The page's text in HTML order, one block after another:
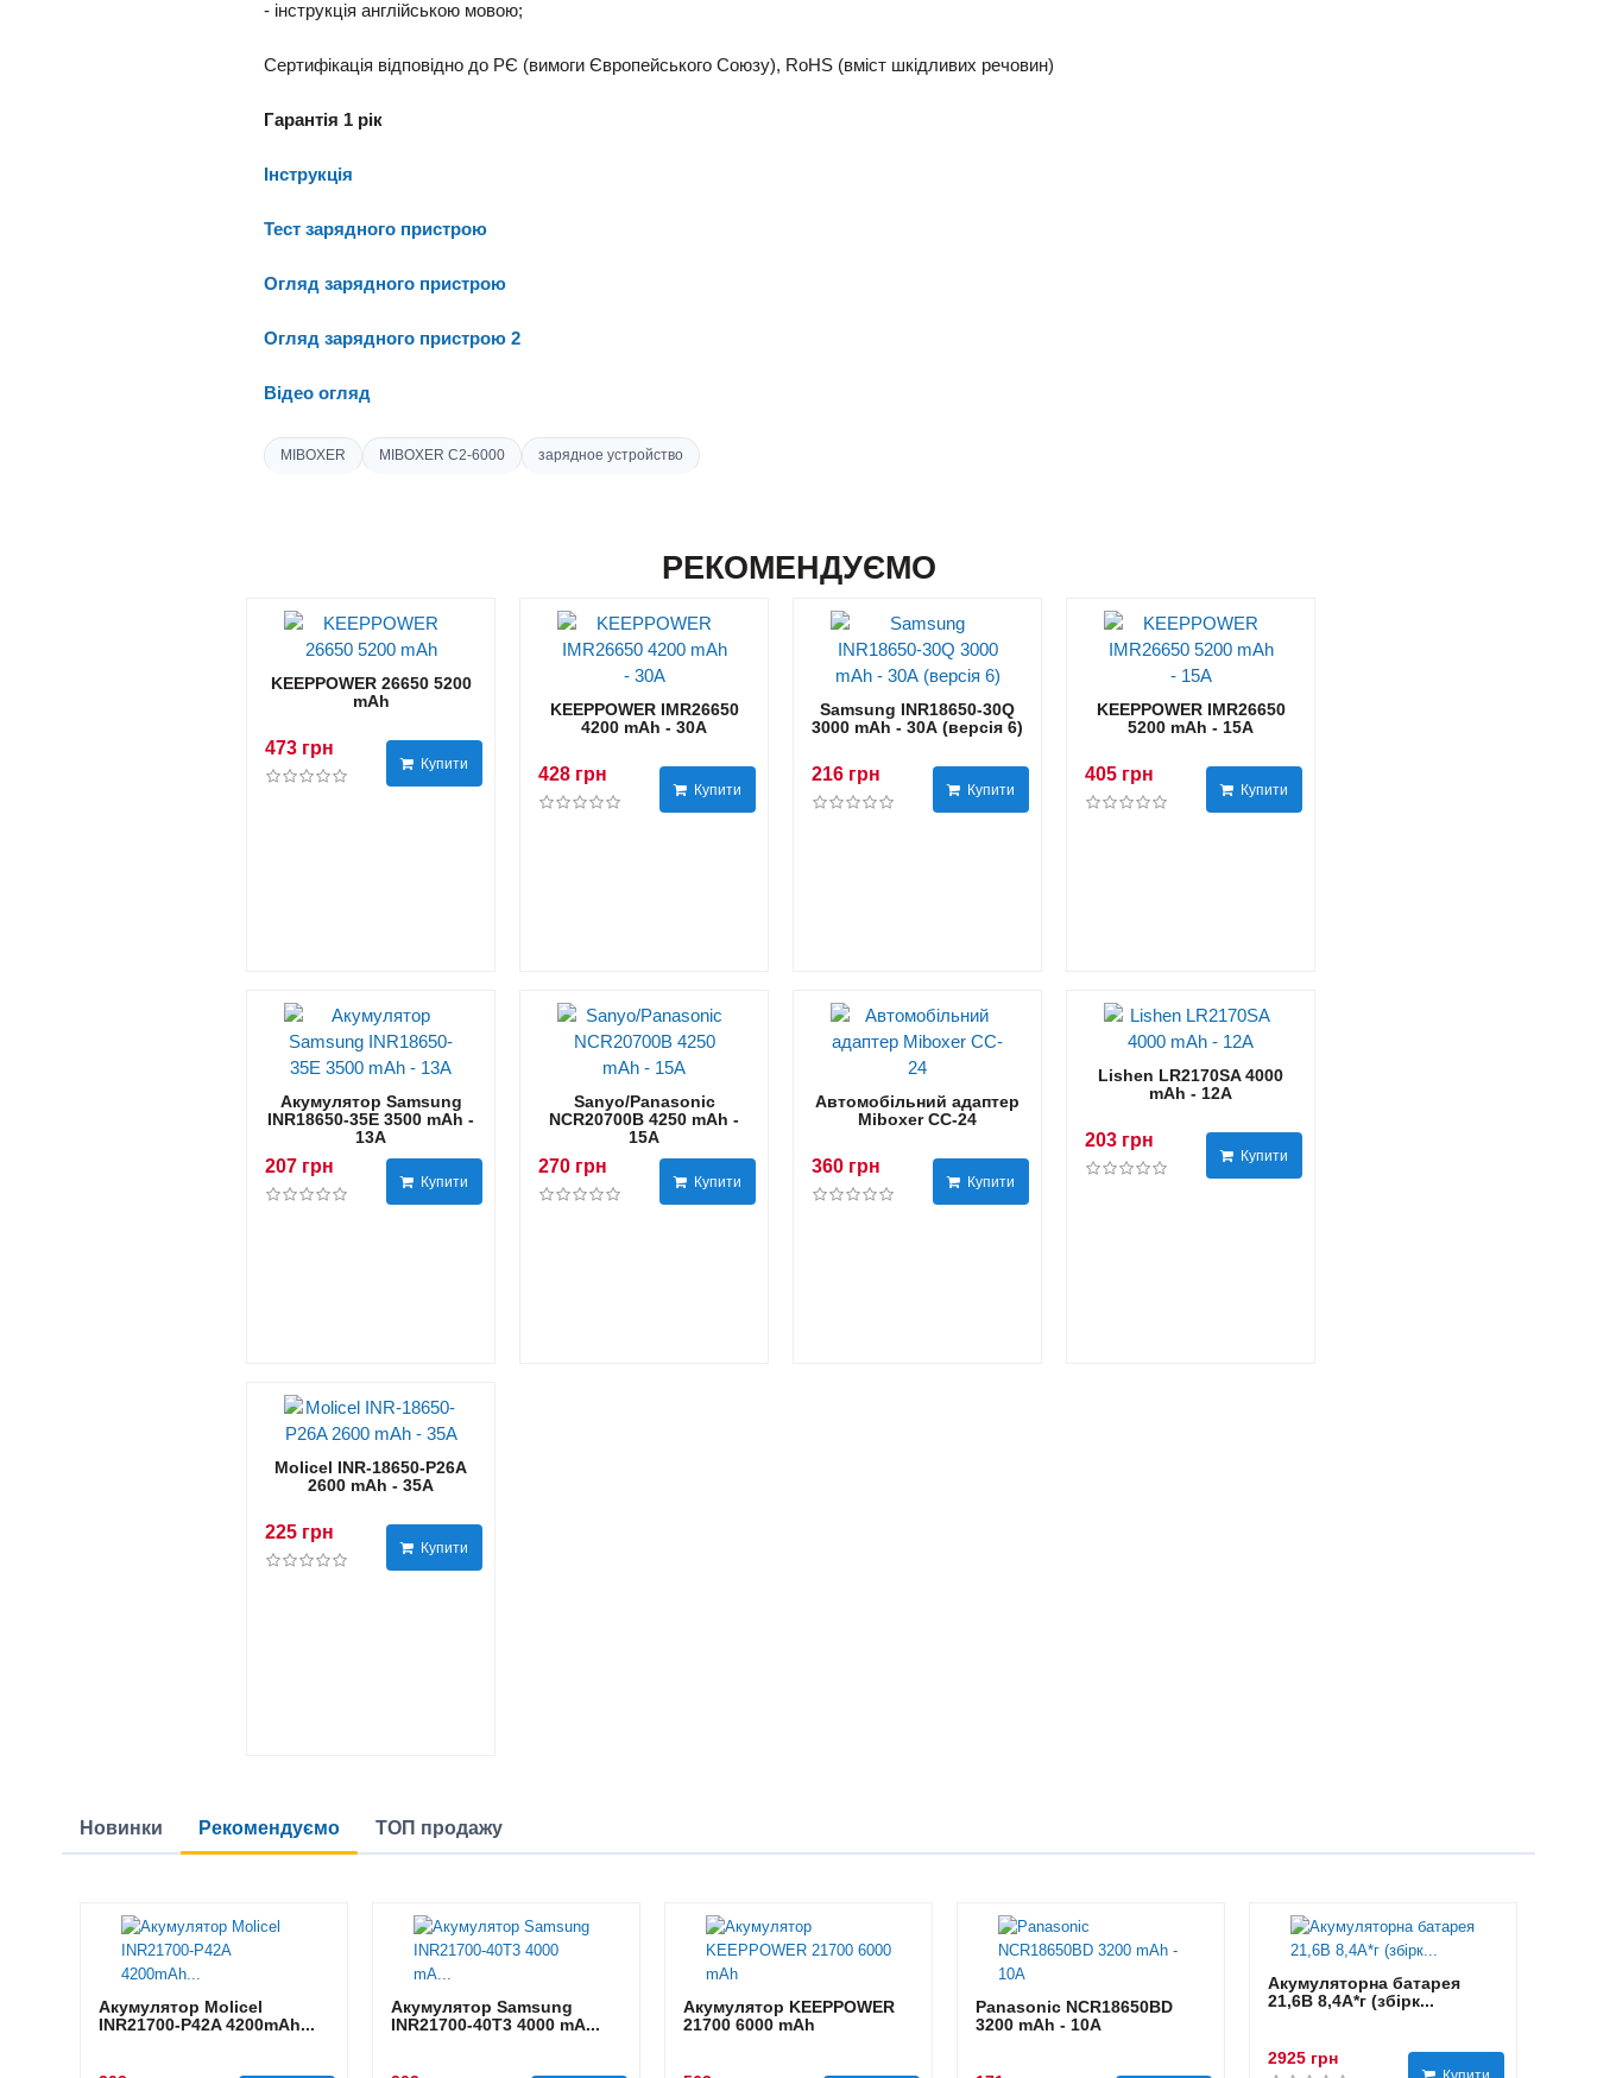
- інструкція англійською мовою;
Сертифікація відповідно до РЄ (вимоги Європейського Союзу), RoHS (вміст шкідливих речовин)
Гарантія 1 рік
Інструкція
Тест зарядного пристрою
Огляд зарядного пристрою
Огляд зарядного пристрою 2
Відео огляд
MIBOXER MIBOXER C2-6000 зарядное устройство
РЕКОМЕНДУЄМО
KEEPPOWER 26650 5200
mAh
473 грн
Купити
KEEPPOWER IMR26650
4200 mAh - 30А
428 грн
Купити
Samsung INR18650-30Q
3000 mAh - 30А (версія 6)
216 грн
Купити
KEEPPOWER IMR26650
5200 mAh - 15А
405 грн
Купити
Акумулятор Samsung
INR18650-35E 3500 mAh -
13А
207 грн
Купити
Sanyo/Panasonic
NCR20700B 4250 mAh -
15А
270 грн
Купити
Автомобільний адаптер
Miboxer CC-24
360 грн
Купити
Lishen LR2170SA 4000
mAh - 12А
203 грн
Купити
Molicel INR-18650-P26A
2600 mAh - 35А
225 грн
Купити
Новинки Рекомендуємо ТОП продажу
Акумулятор Molicel
INR21700-P42A 4200mAh...
Акумулятор Samsung
INR21700-40T3 4000 mA...
Акумулятор KEEPPOWER
21700 6000 mAh
Panasonic NCR18650BD
3200 mAh - 10А
Акумуляторна батарея
21,6В 8,4A*г (збірк...
2925 грн